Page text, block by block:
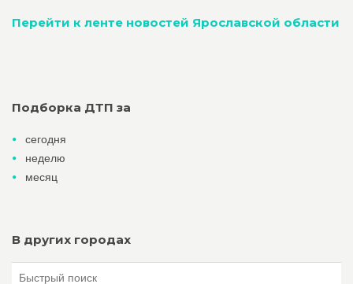
Перейти к ленте новостей Ярославской области
Подборка ДТП за
сегодня
неделю
месяц
В других городах